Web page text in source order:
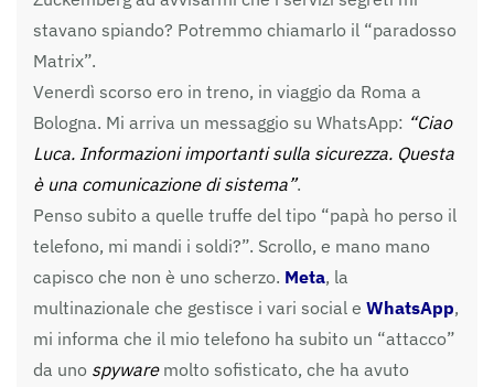
stavano spiando? Potremmo chiamarlo il “paradosso
Matrix”.
Venerdì scorso ero in treno, in viaggio da Roma a
Bologna. Mi arriva un messaggio su WhatsApp: “Ciao
Luca. Informazioni importanti sulla sicurezza. Questa
è una comunicazione di sistema”.
Penso subito a quelle truffe del tipo “papà ho perso il
telefono, mi mandi i soldi?”. Scrollo, e mano mano
capisco che non è uno scherzo. Meta, la
multinazionale che gestisce i vari social e WhatsApp,
mi informa che il mio telefono ha subito un “attacco”
da uno spywaremolto sofisticato, che ha avuto